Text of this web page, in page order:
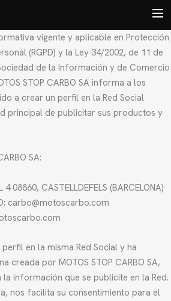
vigente y aplicable en Protección
(RGPD) y la Ley 34/2002, de 11 de
de la Información y de Comercio
STOP CARBO SA informa a los
a crear un perfil en la Red Social
principal de publicitar sus productos y
SA:
4 08860, CASTELLDEFELS (BARCELONA)
carbo@motoscarbo.com
en la misma Red Social y ha
creada por MOTOS STOP CARBO SA,
información que se publicite en la Red.
nos facilita su consentimiento para el